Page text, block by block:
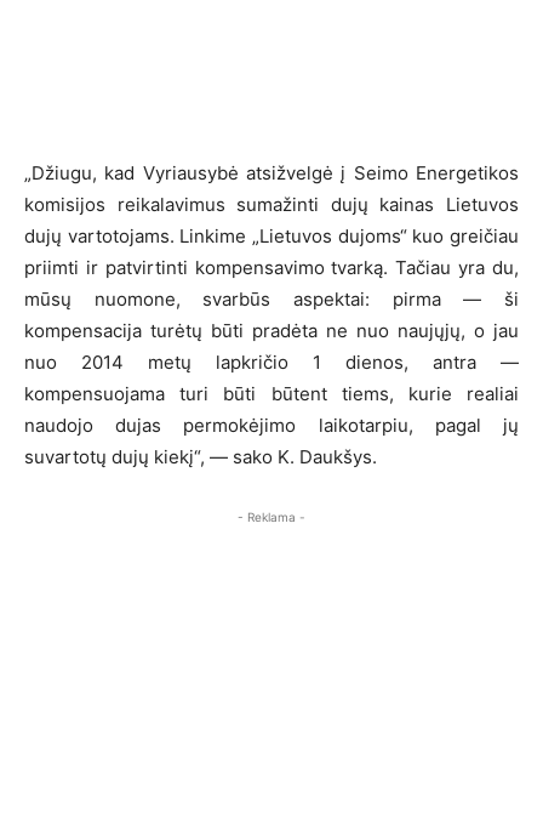
„Džiugu, kad Vyriausybė atsižvelgė į Seimo Energetikos
komisijos reikalavimus sumažinti dujų kainas Lietuvos
dujų vartotojams. Linkime „Lietuvos dujoms“ kuo greičiau
priimti ir patvirtinti kompensavimo tvarką. Tačiau yra du,
mūsų nuomone, svarbūs aspektai: pirma — ši
kompensacija turėtų būti pradėta ne nuo naujųjų, o jau
nuo 2014 metų lapkričio 1 dienos, antra —
kompensuojama turi būti būtent tiems, kurie realiai
naudojo dujas permokėjimo laikotarpiu, pagal jų
suvartotų dujų kiekį“, — sako K. Daukšys.
- Reklama -